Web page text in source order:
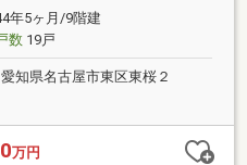
ｒｕｇ内山店まで徒歩約３
まで徒歩約５分・千種郵便局
は売主指定
年5ヶ月/9階建
数19戸
愛知県名古屋市東区東桜２
万円